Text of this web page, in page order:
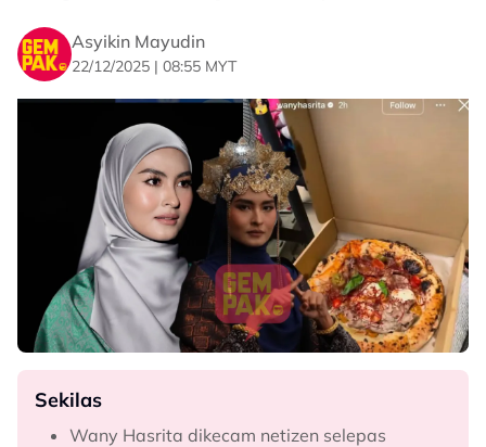
Asyikin Mayudin
22/12/2025 | 08:55 MYT
Sekilas
Wany Hasrita dikecam netizen selepas